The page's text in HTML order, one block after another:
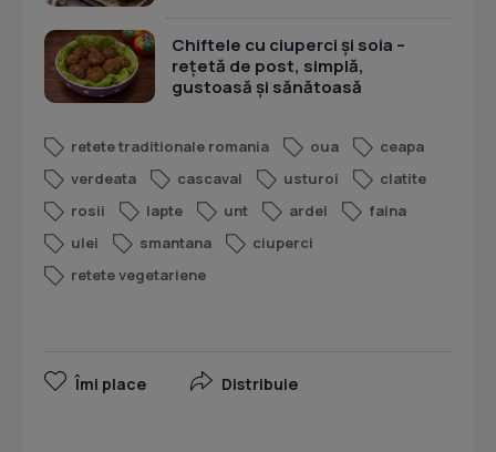
Chiftele cu ciuperci și soia –
rețetă de post, simplă,
gustoasă și sănătoasă
retete traditionale romania oua
ceapa
verdeata
cascaval usturoi
clatite
rosii
lapte unt ardei
faina
ulei
smantana
ciuperci
retete vegetariene
Îmi place Distribuie